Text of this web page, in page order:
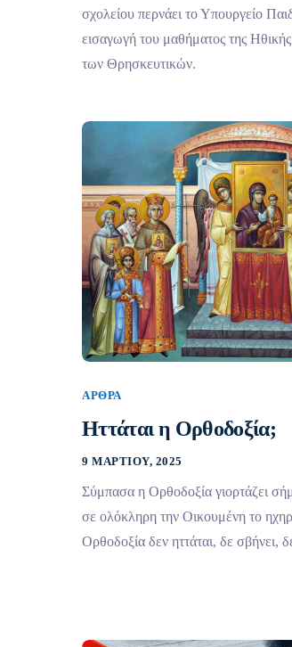
σχολείου περνάει το Υπουργείο
εισαγωγή του μαθήματος της
των Θρησκευτικών.
ΆΡΘΡΑ
Ηττάται η Ορθοδοξία;
9 ΜΑΡΤΊΟΥ, 2025
Σύμπασα η Ορθοδοξία γιορτάζει
σε ολόκληρη την Οικουμένη το
Ορθοδοξία δεν ηττάται, δε σβήνει,